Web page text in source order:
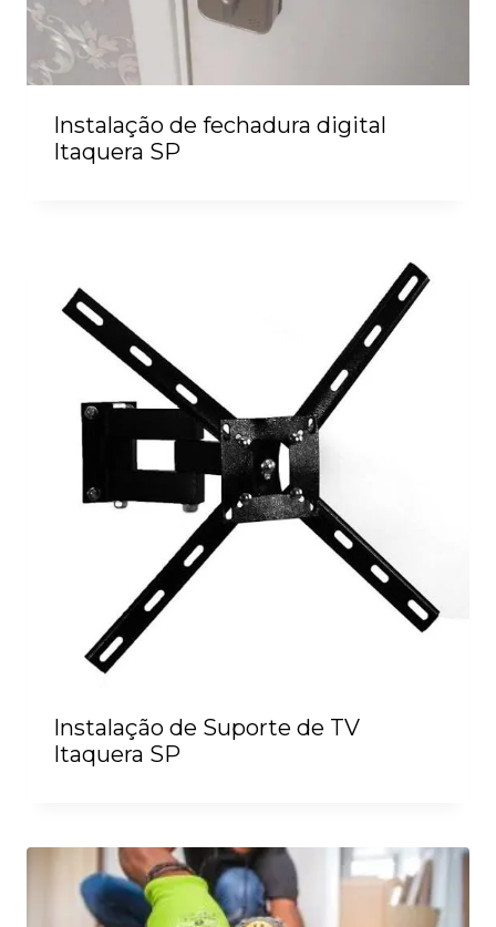
Instalação de fechadura digital
Itaquera SP
Instalação de Suporte de TV
Itaquera SP